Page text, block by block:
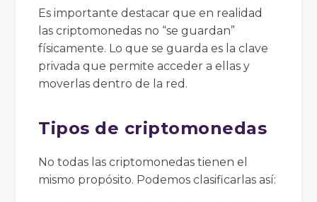
Es importante destacar que en realidad
las criptomonedas no “se guardan”
físicamente. Lo que se guarda es la clave
privada que permite acceder a ellas y
moverlas dentro de la red.
Tipos de criptomonedas
No todas las criptomonedas tienen el
mismo propósito. Podemos clasificarlas así: